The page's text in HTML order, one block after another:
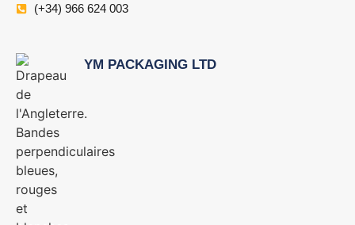
(+34) 966 624 003
YM PACKAGING LTD